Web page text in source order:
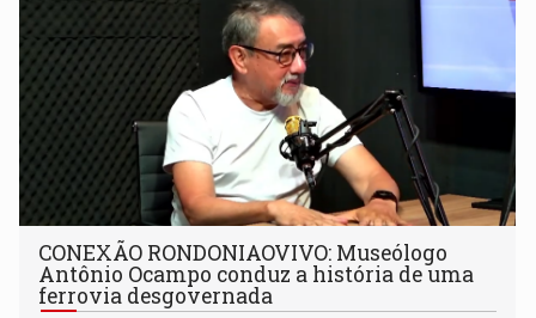
CONEXÃO RONDONIAOVIVO: Museólogo
Antônio Ocampo conduz a história de uma
ferrovia desgovernada